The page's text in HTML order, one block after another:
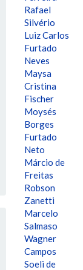
Rafael
Silvério
Luiz Carlos
Furtado
Neves
Maysa
Cristina
Fischer
Moysés
Borges
Furtado
Neto
Márcio de
Freitas
Robson
Zanetti
Marcelo
Salmaso
Wagner
Campos
Soeli de